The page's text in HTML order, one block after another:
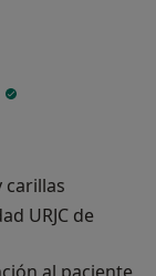
carillas
URJC de